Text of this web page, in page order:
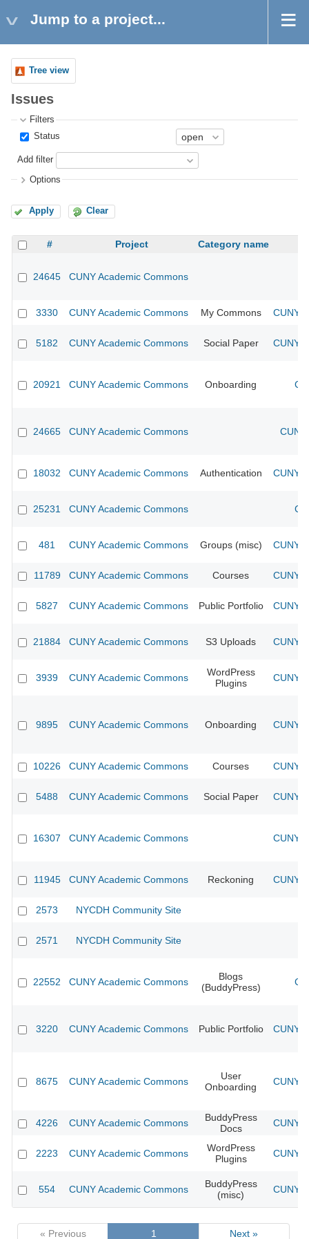
Jump to a project...
Tree view
Issues
Filters
Status
Add filter
Options
Apply Clear
# Project Category name
24645 CUNY Academic Commons
3330 CUNY Academic Commons My Commons CUNY
5182 CUNY Academic Commons Social Paper CUNY
20921 CUNY Academic Commons Onboarding
24665 CUNY Academic Commons
18032 CUNY Academic Commons Authentication CUNY
25231 CUNY Academic Commons
481 CUNY Academic Commons Groups (misc) CUNY
11789 CUNY Academic Commons Courses CUNY
5827 CUNY Academic Commons Public Portfolio CUNY
21884 CUNY Academic Commons S3 Uploads CUNY
3939 CUNY Academic Commons
WordPress
Plugins
CUNY
9895 CUNY Academic Commons Onboarding CUNY
10226 CUNY Academic Commons Courses CUNY
5488 CUNY Academic Commons Social Paper CUNY
16307 CUNY Academic Commons CUNY
11945 CUNY Academic Commons Reckoning CUNY
2573 NYCDH Community Site
2571 NYCDH Community Site
22552 CUNY Academic Commons
Blogs
(BuddyPress)
3220 CUNY Academic Commons Public Portfolio CUNY
8675 CUNY Academic Commons
User
Onboarding
CUNY
4226 CUNY Academic Commons
BuddyPress
Docs
CUNY
2223 CUNY Academic Commons
WordPress
Plugins
CUNY
554 CUNY Academic Commons
BuddyPress
(misc)
CUNY
« Previous 1 Next »